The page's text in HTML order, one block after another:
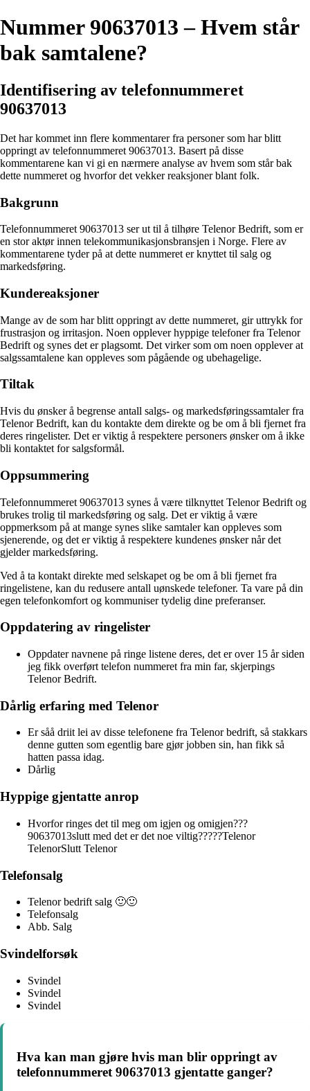
Nummer 90637013 – Hvem står
bak samtalene?
Identifisering av telefonnummeret
90637013
Det har kommet inn flere kommentarer fra personer som har blitt
oppringt av telefonnummeret 90637013. Basert på disse
kommentarene kan vi gi en nærmere analyse av hvem som står bak
dette nummeret og hvorfor det vekker reaksjoner blant folk.
Bakgrunn
Telefonnummeret 90637013 ser ut til å tilhøre Telenor Bedrift, som er
en stor aktør innen telekommunikasjonsbransjen i Norge. Flere av
kommentarene tyder på at dette nummeret er knyttet til salg og
markedsføring.
Kundereaksjoner
Mange av de som har blitt oppringt av dette nummeret, gir uttrykk for
frustrasjon og irritasjon. Noen opplever hyppige telefoner fra Telenor
Bedrift og synes det er plagsomt. Det virker som om noen opplever at
salgssamtalene kan oppleves som pågående og ubehagelige.
Tiltak
Hvis du ønsker å begrense antall salgs- og markedsføringssamtaler fra
Telenor Bedrift, kan du kontakte dem direkte og be om å bli fjernet fra
deres ringelister. Det er viktig å respektere personers ønsker om å ikke
bli kontaktet for salgsformål.
Oppsummering
Telefonnummeret 90637013 synes å være tilknyttet Telenor Bedrift og
brukes trolig til markedsføring og salg. Det er viktig å være
oppmerksom på at mange synes slike samtaler kan oppleves som
sjenerende, og det er viktig å respektere kundenes ønsker når det
gjelder markedsføring.
Ved å ta kontakt direkte med selskapet og be om å bli fjernet fra
ringelistene, kan du redusere antall uønskede telefoner. Ta vare på din
egen telefonkomfort og kommuniser tydelig dine preferanser.
Oppdatering av ringelister
Oppdater navnene på ringe listene deres, det er over 15 år siden
jeg fikk overført telefon nummeret fra min far, skjerpings
Telenor Bedrift.
Dårlig erfaring med Telenor
Er såå driit lei av disse telefonene fra Telenor bedrift, så stakkars
denne gutten som egentlig bare gjør jobben sin, han fikk så
hatten passa idag.
Dårlig
Hyppige gjentatte anrop
Hvorfor ringes det til meg om igjen og omigjen???
90637013slutt med det er det noe viltig?????Telenor
TelenorSlutt Telenor
Telefonsalg
Telenor bedrift salg 🙂🙂
Telefonsalg
Abb. Salg
Svindelforsøk
Svindel
Svindel
Svindel
Hva kan man gjøre hvis man blir oppringt av
telefonnummeret 90637013 gjentatte ganger?